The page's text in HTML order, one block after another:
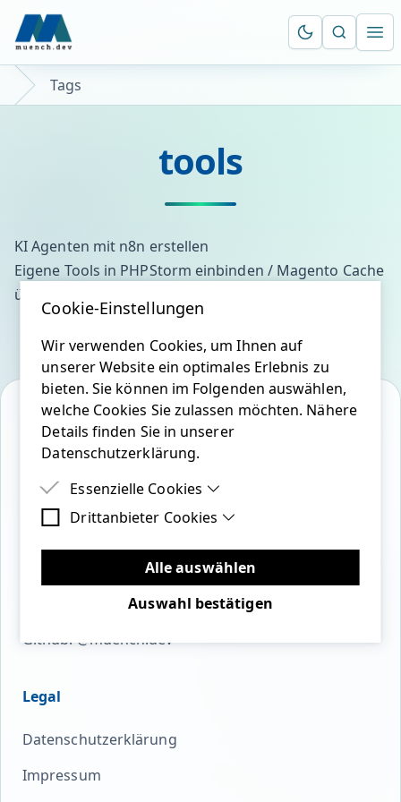
Suche
Tags
tools
KI Agenten mit n8n erstellen
Eigene Tools in PHPStorm einbinden / Magento Cache
über IDE leeren
Cookie-Einstellungen
Wir verwenden Cookies, um Ihnen auf
unserer Website ein optimales Erlebnis zu
bieten. Sie können im Folgenden auswählen,
welche Cookies Sie zulassen möchten. Nähere
Details finden Sie in unserer
Datenschutzerklärung.
Essenzielle Cookies
Essenzielle Cookies sind Cookies, welche für
benötigt werden.
Drittanbieter Cookies
Drittanbieter Cookies sind Cookies, die
Drittanbieter-Software setzen, um Funktionen
wie Google Maps zu ermöglichen.
Alle auswählen
Auswahl bestätigen
Github: @cmuench
Github: @muench.dev
Legal
Datenschutzerklärung
Impressum